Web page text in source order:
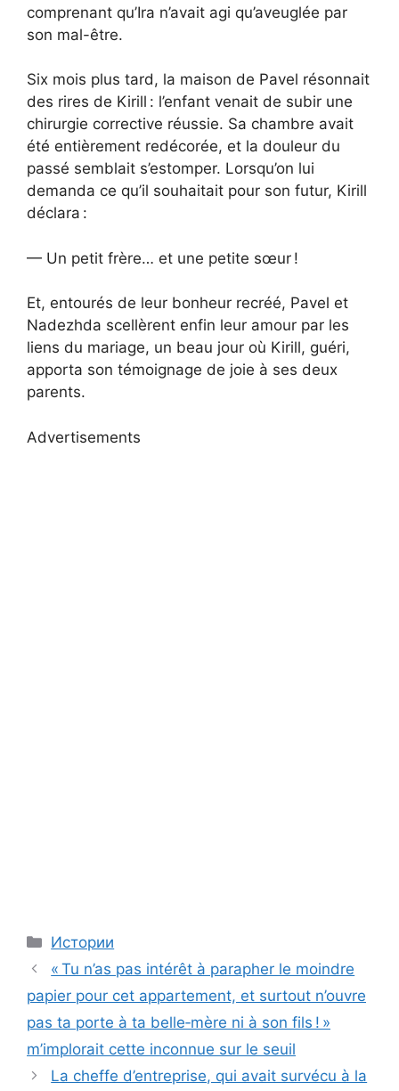
comprenant qu’Ira n’avait agi qu’aveuglée par
son mal-être.
Six mois plus tard, la maison de Pavel résonnait
des rires de Kirill : l’enfant venait de subir une
chirurgie corrective réussie. Sa chambre avait
été entièrement redécorée, et la douleur du
passé semblait s’estomper. Lorsqu’on lui
demanda ce qu’il souhaitait pour son futur, Kirill
déclara :
— Un petit frère… et une petite sœur !
Et, entourés de leur bonheur recréé, Pavel et
Nadezhda scellèrent enfin leur amour par les
liens du mariage, un beau jour où Kirill, guéri,
apporta son témoignage de joie à ses deux
parents.
Advertisements
Categories
Истории
« Tu n’as pas intérêt à parapher le moindre
papier pour cet appartement, et surtout n’ouvre
pas ta porte à ta belle‑mère ni à son fils ! »
m’implorait cette inconnue sur le seuil
La cheffe d’entreprise, qui avait survécu à la